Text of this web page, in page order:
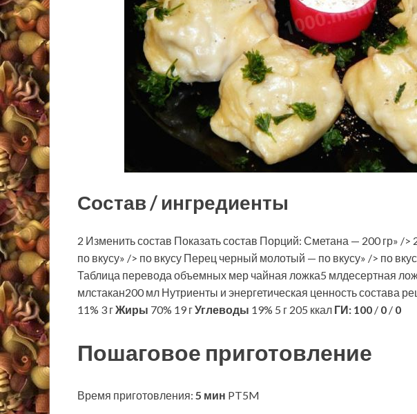
Состав / ингредиенты
2 Изменить состав Показать состав Порций: Сметана — 200 гр» />
по вкусу» /> по вкусу Перец черный молотый — по вкусу» /> по
Таблица перевода объемных мер чайная ложка5 млдесертная
млстакан200 мл Нутриенты и энергетическая ценность состава
11% 3 гЖиры 70% 19 гУглеводы 19% 5 г 205 ккал ГИ: 100 / 0 / 0
Пошаговое приготовление
Время приготовления: 5 мин PT5M